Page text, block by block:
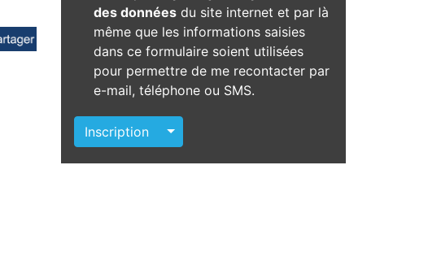
des données du site internet et par là
même que les informations saisies
dans ce formulaire soient utilisées
pour permettre de me recontacter par
e-mail, téléphone ou SMS.
Inscription Autres actions